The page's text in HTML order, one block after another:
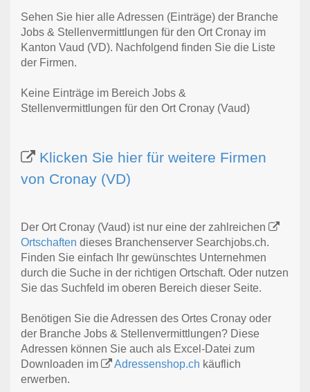
Sehen Sie hier alle Adressen (Einträge) der Branche
Jobs & Stellenvermittlungen für den Ort Cronay im
Kanton Vaud (VD). Nachfolgend finden Sie die Liste
der Firmen.
Keine Einträge im Bereich Jobs &
Stellenvermittlungen für den Ort Cronay (Vaud)
Klicken Sie hier für weitere Firmen
von Cronay (VD)
Der Ort Cronay (Vaud) ist nur eine der zahlreichen
Ortschaften dieses Branchenserver Searchjobs.ch.
Finden Sie einfach Ihr gewünschtes Unternehmen
durch die Suche in der richtigen Ortschaft. Oder nutzen
Sie das Suchfeld im oberen Bereich dieser Seite.
Benötigen Sie die Adressen des Ortes Cronay oder
der Branche Jobs & Stellenvermittlungen? Diese
Adressen können Sie auch als Excel-Datei zum
Downloaden im
Adressenshop.ch käuflich
erwerben.